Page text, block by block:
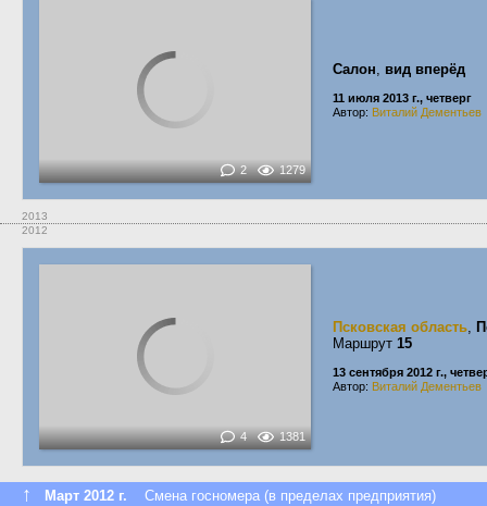
2 1279
Салон, вид вперёд
11 июля 2013 г., четверг
Автор: Виталий Дементьев
2013
2012
4 1381
Псковская область,
Маршрут 15
13 сентября 2012 г.,
Автор: Виталий Дементьев
↑ Март 2012 г. Смена госномера (в пределах предприятия)